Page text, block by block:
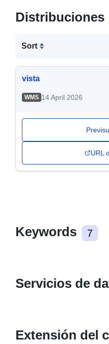
Distribuciones
Sort
vista
WMS 14 April 2026
URL
Keywords 7
Servicios de
Extensión del